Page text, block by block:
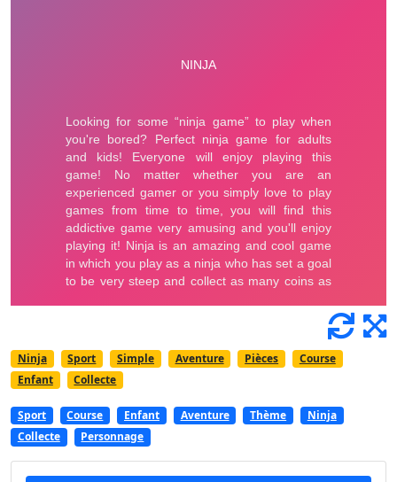
Ninja Sport Simple Aventure Pièces
Course
Enfant
Collecte
Sport Course Enfant Aventure Thème
Ninja
Collecte
Personnage